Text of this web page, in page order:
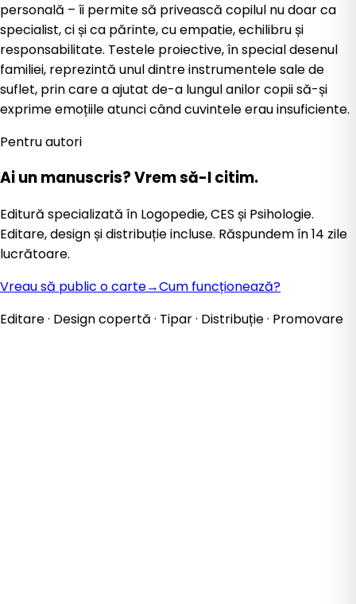
personală – îi permite să privească copilul nu doar ca
specialist, ci și ca părinte, cu empatie, echilibru și
responsabilitate. Testele proiective, în special desenul
familiei, reprezintă unul dintre instrumentele sale de
suflet, prin care a ajutat de-a lungul anilor copii să-și
exprime emoțiile atunci când cuvintele erau insuficiente.
Pentru autori
Ai un manuscris?Vrem să-l citim.
Editură specializată în Logopedie, CES și Psihologie.
Editare, design și distribuție incluse. Răspundem în 14 zile
lucrătoare.
Vreau să public o carte→Cum funcționează?
Editare · Design copertă · Tipar · Distribuție · Promovare